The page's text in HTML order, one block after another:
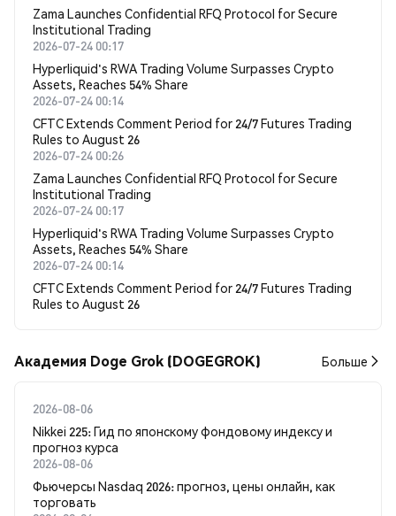
Zama Launches Confidential RFQ Protocol for Secure
Institutional Trading
2026-07-24 00:17
Hyperliquid's RWA Trading Volume Surpasses Crypto
Assets, Reaches 54% Share
2026-07-24 00:14
CFTC Extends Comment Period for 24/7 Futures Trading
Rules to August 26
2026-07-24 00:26
Zama Launches Confidential RFQ Protocol for Secure
Institutional Trading
2026-07-24 00:17
Hyperliquid's RWA Trading Volume Surpasses Crypto
Assets, Reaches 54% Share
2026-07-24 00:14
CFTC Extends Comment Period for 24/7 Futures Trading
Rules to August 26
Академия Doge Grok (DOGEGROK) Больше
2026-08-06
Nikkei 225: Гид по японскому фондовому индексу и
прогноз курса
2026-08-06
Фьючерсы Nasdaq 2026: прогноз, цены онлайн, как
торговать